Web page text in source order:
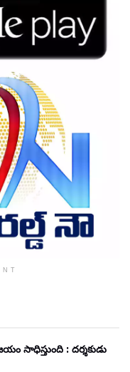
సాధిస్తుంది : దర్శకుడు